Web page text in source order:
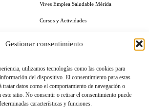
Gestionar consentimiento
utilizamos tecnologías como las cookies para
del dispositivo. El consentimiento para estas
datos como el comportamiento de navegación o
sitio. No consentir o retirar el consentimiento puede
características y funciones.
Vives Emplea Saludable Mérida
Cursos y Actividades